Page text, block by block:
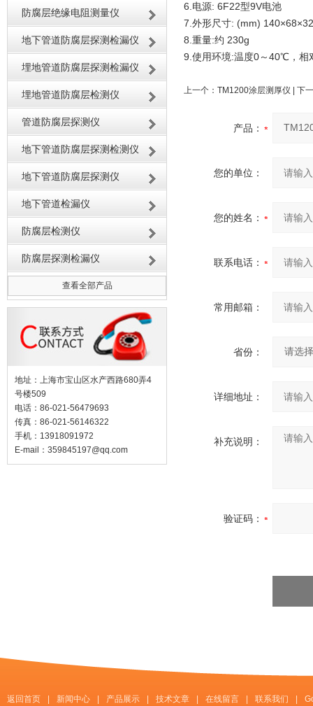
防腐层绝缘电阻测量仪
地下管道防腐层探测检漏仪
埋地管道防腐层探测检漏仪
埋地管道防腐层检测仪
管道防腐层探测仪
地下管道防腐层探测检测仪
地下管道防腐层探测仪
地下管道检漏仪
防腐层检测仪
防腐层探测检漏仪
查看全部产品
地址：上海市宝山区水产西路680弄4
号楼509
电话：86-021-56479693
传真：86-021-56146322
手机：13918091972
E-mail： 359845197@qq.com
6.电源: 6F22型9V电池
7.外形尺寸: (mm)
8.重量:约 230g
9.使用环境:温度0～40℃，相
上一个： TM1200涂层测厚仪 | 下
产品：
您的单位：
您的姓名：
联系电话：
常用邮箱：
省份：
详细地址：
补充说明：
验证码：
返回首页 新闻中心 产品展示 技术文章 在线留言 联系我们